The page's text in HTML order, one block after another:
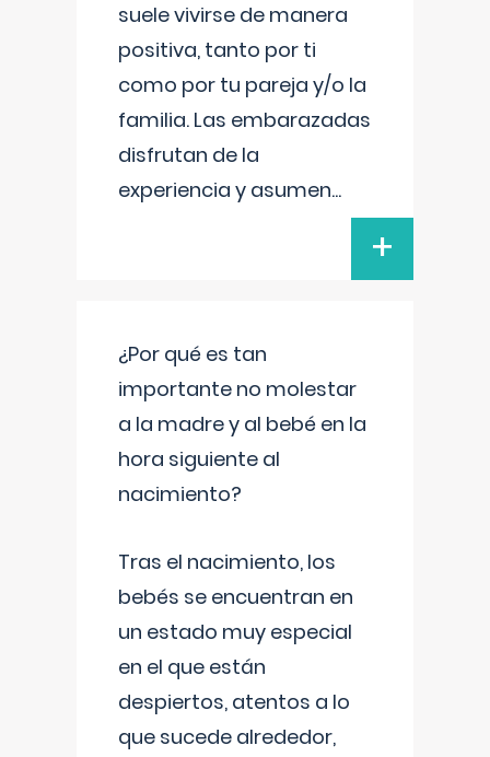
suele vivirse de manera
positiva, tanto por ti
como por tu pareja y/o la
familia. Las embarazadas
disfrutan de la
experiencia y asumen...
+
¿Por qué es tan
importante no molestar
a la madre y al bebé en la
hora siguiente al
nacimiento?
Tras el nacimiento, los
bebés se encuentran en
un estado muy especial
en el que están
despiertos, atentos a lo
que sucede alrededor,